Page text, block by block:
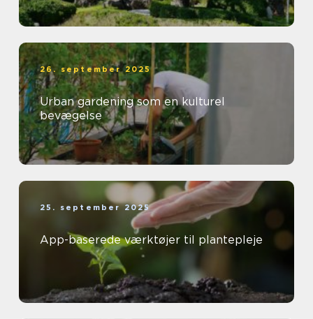
26. september 2025
Urban gardening som en kulturel
bevægelse
25. september 2025
App-baserede værktøjer til plantepleje